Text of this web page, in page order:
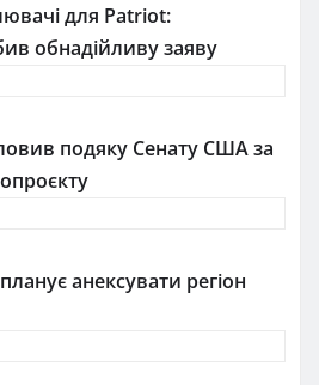
для Patriot:
обнадійливу заяву
подяку Сенату США за
анексувати регіон